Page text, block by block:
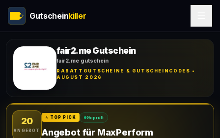
Gutscheinkiller
fair2.me Gutschein
fair2.me gutschein
RABATTGUTSCHEINE & GUTSCHEINCODES •
AUGUST 2026
20
ANGEBOT
⭐ TOP PICK Geprüft
Angebot für MaxPerform